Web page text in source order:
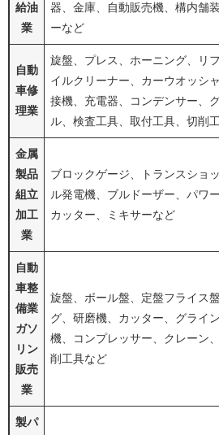
給油
業
器、金庫、自動販売機、構内舗
ーなど
自動
車修
理業
旋盤、プレス、ホーニング、リ
イルクリーナー、カーウオッシ
接機、充電器、コンデンサー、
ル、検査工具、取付工具、切削
金属
製品
組立
加工
業
ブロックゲージ、トランスショ
ル発電機、ブルドーザー、パワ
カッター、ミキサーなど
自動
車整
備業
ガソ
リン
販売
業
旋盤、ボール盤、定盤フライス
グ、研磨機、カッター、グライ
機、コンプレッサー、クレーン
削工具など
製パ